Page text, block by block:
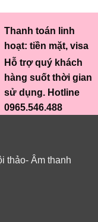
Thanh toán linh
hoạt: tiền mặt, visa
Hỗ trợ quý khách
hàng suốt thời gian
sử dụng. Hotline
0965.546.488
thảo- Âm thanh